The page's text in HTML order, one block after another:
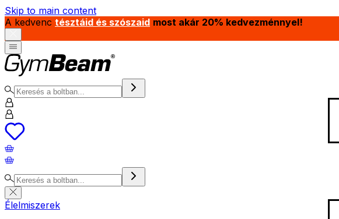
Skip to main content
A kedvenc tésztáid és szószaid most akár 20% kedvezménnyel!
Élelmiszerek